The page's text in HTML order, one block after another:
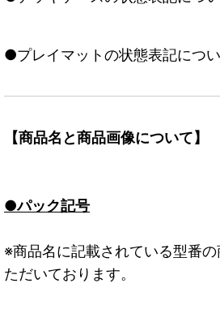
●プレイマットの状態表記につ
【商品名と商品画像について】
●パック記号
※商品名に記載されている型番
ただいております。